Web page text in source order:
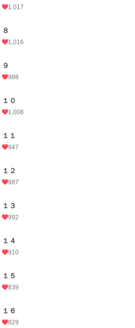
1,017
８
1,016
９
988
１０
1,008
１１
947
１２
987
１３
992
１４
910
１５
839
１６
829